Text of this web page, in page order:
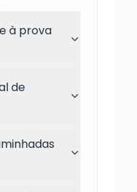
à prova
de